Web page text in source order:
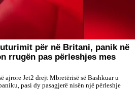
për në Britani, panik në
rrugën pas përleshjes mes
ajrore Jet2 drejt Mbretërisë së Bashkuar u
pasi dy pasagjerë nisën një përleshje